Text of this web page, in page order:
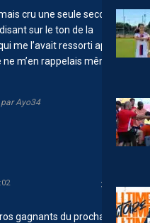
cru une seule seconde
sur le ton de la
me l’avait ressorti après
m’en rappelais même
Ayo34
gagnants du prochain